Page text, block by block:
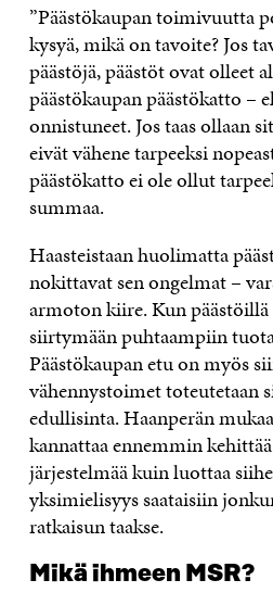
”Päästökaupan toimivuutta
kysyä, mikä on tavoite? Jos
päästöjä, päästöt ovat olleet
päästökaupan päästökatto –
onnistuneet. Jos taas ollaan
eivät vähene tarpeeksi
päästökatto ei ole ollut
summaa.
Haasteistaan huolimatta
nokittavat sen ongelmat –
armoton kiire. Kun päästöillä
siirtymään puhtaampiin
Päästökaupan etu on myös
vähennystoimet toteutetaan
edullisinta. Haanperän
kannattaa ennemmin
järjestelmää kuin luottaa
yksimielisyys saataisiin
ratkaisun taakse.
Mikä ihmeen MSR?